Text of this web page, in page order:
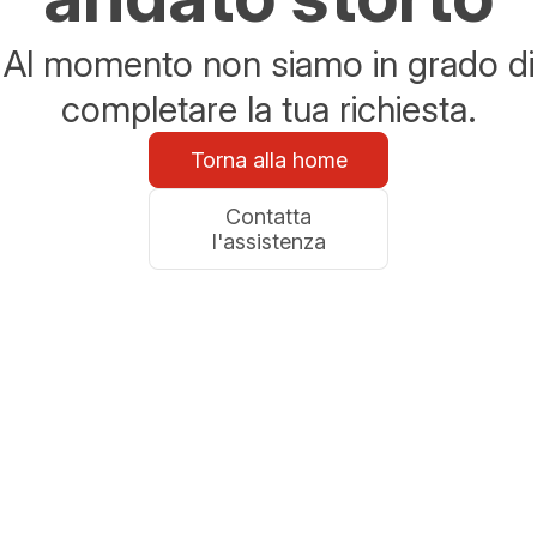
Al momento non siamo in grado di
completare la tua richiesta.
Torna alla home
Contatta
l'assistenza